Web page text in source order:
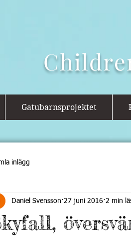
Gatubarnsprojektet
inlägg
Daniel Svensson 27 juni 2016 2 min